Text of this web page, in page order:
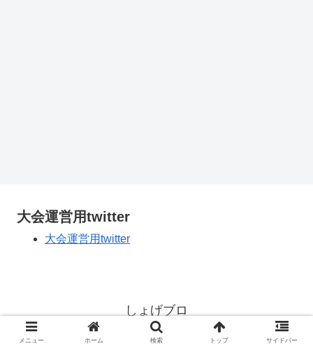
大会運営用twitter
大会運営用twitter
しょげブロ
© 2018 しょげブロ.
メニュー ホーム 検索 トップ サイドバー